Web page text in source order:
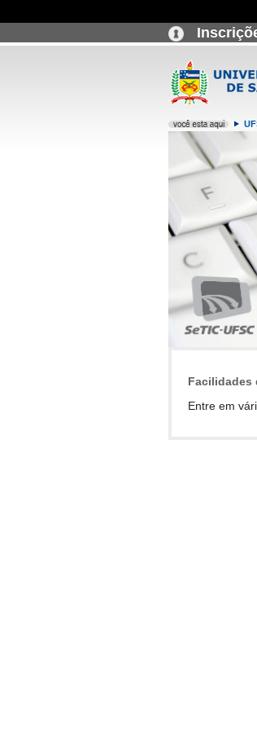
Facilidades
Entre em